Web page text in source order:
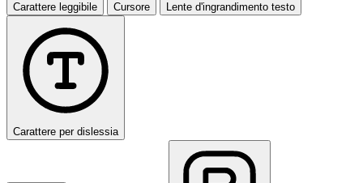
Carattere leggibile Cursore Lente d'ingrandimento testo
Carattere per dislessia